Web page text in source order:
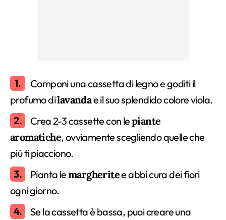
Componi una cassetta di legno e goditi il
profumo dilavandae il suo splendido colore viola.
Crea 2-3 cassette con lepiante
aromatiche, ovviamente scegliendo quelle che
più ti piacciono.
Pianta lemargheritee abbi cura dei fiori
ogni giorno.
Se la cassetta è bassa, puoi creare una